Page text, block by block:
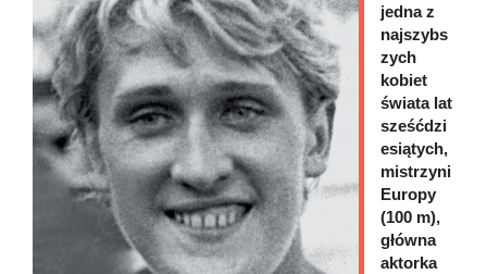
jedna z
najszybs
zych
kobiet
świata lat
sześćdzi
esiątych,
mistrzyni
Europy
(100 m),
główna
aktorka